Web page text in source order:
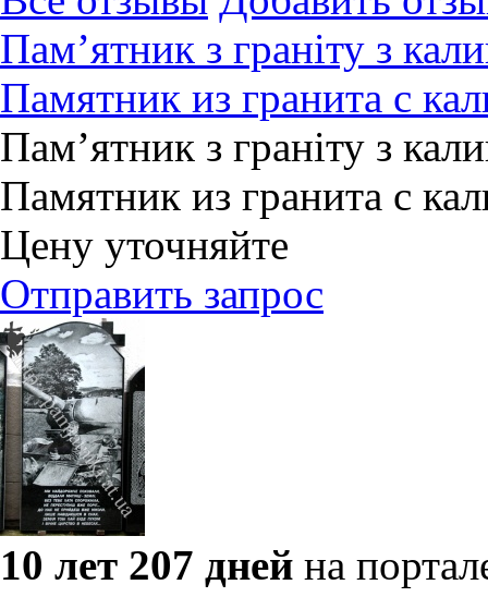
Пам’ятник з граніту з
Памятник из гранита с
Пам’ятник з граніту з
Памятник из гранита с
Цену уточняйте
Отправить запрос
10 лет 207 дней на